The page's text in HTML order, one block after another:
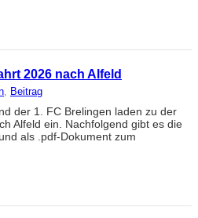
2026 nach Alfeld
Beitrag
der 1. FC Brelingen laden zu der
Alfeld ein. Nachfolgend gibt es die
als .pdf-Dokument zum